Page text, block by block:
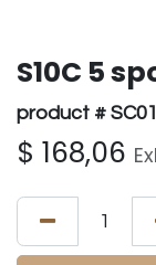
S10C 5
product #
$ 168,06